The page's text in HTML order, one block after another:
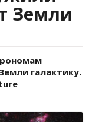
Земли
галактику.